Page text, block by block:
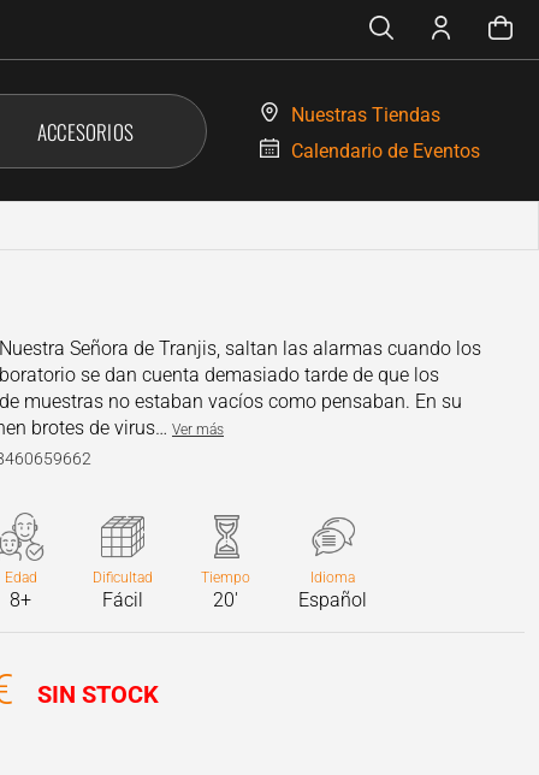
ACCESORIOS
Nuestras Tiendas
Calendario de Eventos
Señora de Tranjis, saltan las alarmas cuando los
se dan cuenta demasiado tarde de que los
muestras no estaban vacíos como pensaban. En su
brotes de virus… Ver más
Edad
8+
Dificultad
Fácil
Tiempo
20'
Idioma
Español
SIN STOCK